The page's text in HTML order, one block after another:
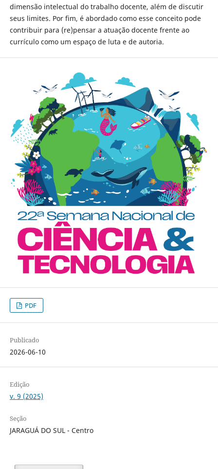
dimensão intelectual do trabalho docente, além de discutir
seus limites. Por fim, é abordado como esse conceito pode
contribuir para (re)pensar a atuação docente frente ao
currículo como um espaço de luta e de autoria.
PDF
Publicado
2026-06-10
Edição
v. 9 (2025)
Seção
JARAGUÁ DO SUL - Centro